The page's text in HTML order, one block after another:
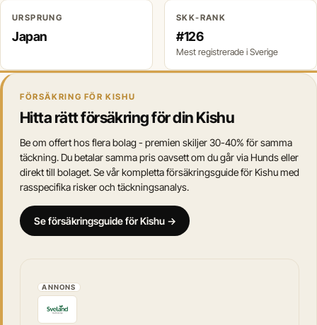
URSPRUNG
Japan
SKK-RANK
#126
Mest registrerade i Sverige
FÖRSÄKRING FÖR KISHU
Hitta rätt försäkring för din Kishu
Be om offert hos flera bolag - premien skiljer 30-40% för samma
täckning. Du betalar samma pris oavsett om du går via Hunds eller
direkt till bolaget. Se vår kompletta försäkringsguide för Kishu med
rasspecifika risker och täckningsanalys.
Se försäkringsguide för Kishu →
ANNONS